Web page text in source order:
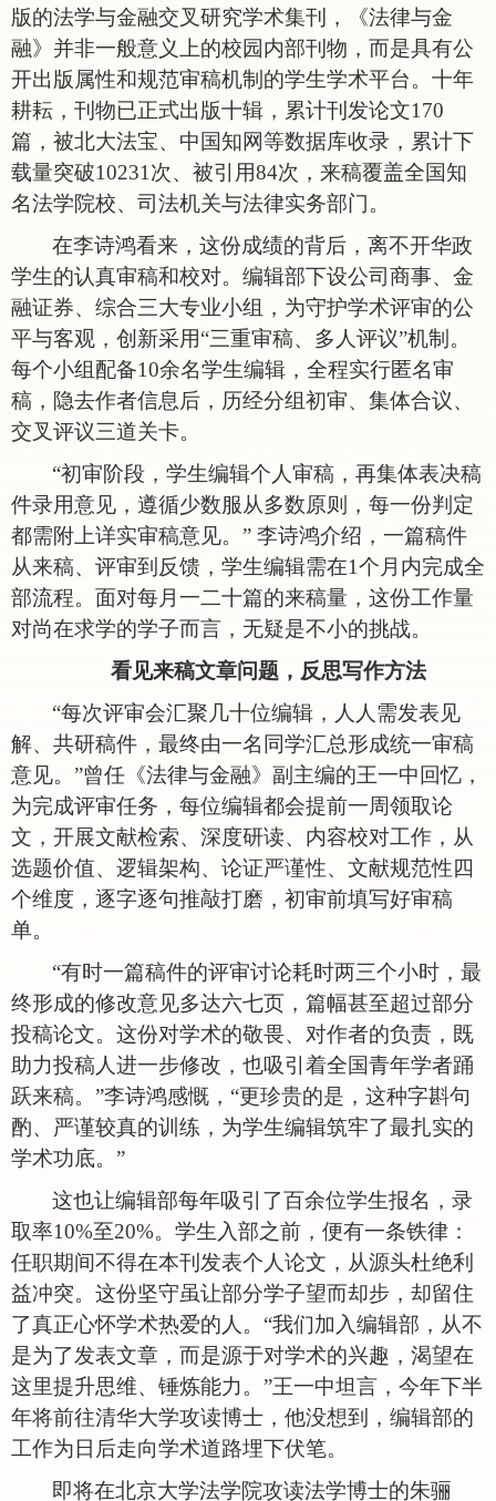
版的法学与金融交叉研究学术集刊，《法律与金
融》并非一般意义上的校园内部刊物，而是具有公
开出版属性和规范审稿机制的学生学术平台。十年
耕耘，刊物已正式出版十辑，累计刊发论文170
篇，被北大法宝、中国知网等数据库收录，累计下
载量突破10231次、被引用84次，来稿覆盖全国知
名法学院校、司法机关与法律实务部门。
在李诗鸿看来，这份成绩的背后，离不开华政
学生的认真审稿和校对。编辑部下设公司商事、金
融证券、综合三大专业小组，为守护学术评审的公
平与客观，创新采用“三重审稿、多人评议”机制。
每个小组配备10余名学生编辑，全程实行匿名审
稿，隐去作者信息后，历经分组初审、集体合议、
交叉评议三道关卡。
“初审阶段，学生编辑个人审稿，再集体表决稿
件录用意见，遵循少数服从多数原则，每一份判定
都需附上详实审稿意见。” 李诗鸿介绍，一篇稿件
从来稿、评审到反馈，学生编辑需在1个月内完成全
部流程。面对每月一二十篇的来稿量，这份工作量
对尚在求学的学子而言，无疑是不小的挑战。
看见来稿文章问题，反思写作方法
“每次评审会汇聚几十位编辑，人人需发表见
解、共研稿件，最终由一名同学汇总形成统一审稿
意见。”曾任《法律与金融》副主编的王一中回忆，
为完成评审任务，每位编辑都会提前一周领取论
文，开展文献检索、深度研读、内容校对工作，从
选题价值、逻辑架构、论证严谨性、文献规范性四
个维度，逐字逐句推敲打磨，初审前填写好审稿
单。
“有时一篇稿件的评审讨论耗时两三个小时，最
终形成的修改意见多达六七页，篇幅甚至超过部分
投稿论文。这份对学术的敬畏、对作者的负责，既
助力投稿人进一步修改，也吸引着全国青年学者踊
跃来稿。”李诗鸿感慨，“更珍贵的是，这种字斟句
酌、严谨较真的训练，为学生编辑筑牢了最扎实的
学术功底。”
这也让编辑部每年吸引了百余位学生报名，录
取率10%至20%。学生入部之前，便有一条铁律：
任职期间不得在本刊发表个人论文，从源头杜绝利
益冲突。这份坚守虽让部分学子望而却步，却留住
了真正心怀学术热爱的人。“我们加入编辑部，从不
是为了发表文章，而是源于对学术的兴趣，渴望在
这里提升思维、锤炼能力。”王一中坦言，今年下半
年将前往清华大学攻读博士，他没想到，编辑部的
工作为日后走向学术道路埋下伏笔。
即将在北京大学法学院攻读法学博士的朱骊